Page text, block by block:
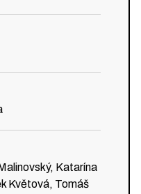
Katarína
Květová, Tomáš